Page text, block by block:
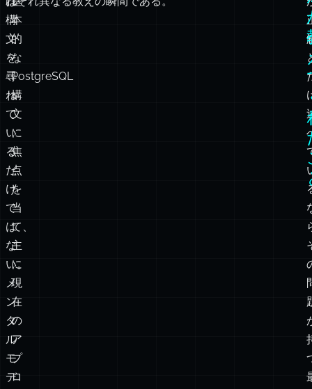
初
心
者
は
基
本
的
な
PostgreSQL
構
文
に
焦
点
を
当
て、
主
に
現
こ
の
問
題
は
構
文
を
尋
ね
て
い
る
だ
け
で
は
な
い。
メ
SERIAL
んだのだろう。
Serverの筋肉記憶を持っている。
んだ人は、概念は知っているが方言は知らない。これらはそ
れぞれ異なる教えの瞬間である。